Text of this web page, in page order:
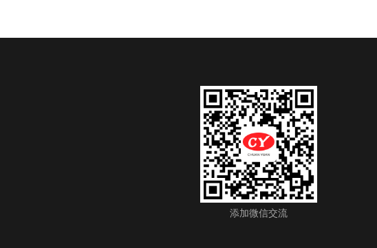
添加微信交流